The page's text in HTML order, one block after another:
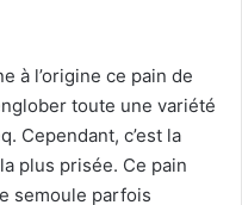
à l’origine ce pain de
toute une variété
Cependant, c’est la
plus prisée. Ce pain
semoule parfois